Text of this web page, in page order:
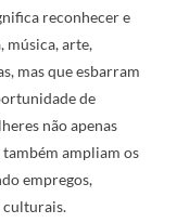
reconhecer e
música, arte,
mas que esbarram
de
não apenas
ampliam os
empregos,
culturais.